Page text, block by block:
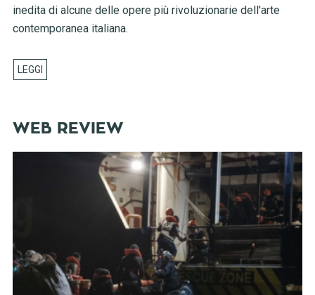
inedita di alcune delle opere più rivoluzionarie dell'arte
contemporanea italiana.
WEB REVIEW